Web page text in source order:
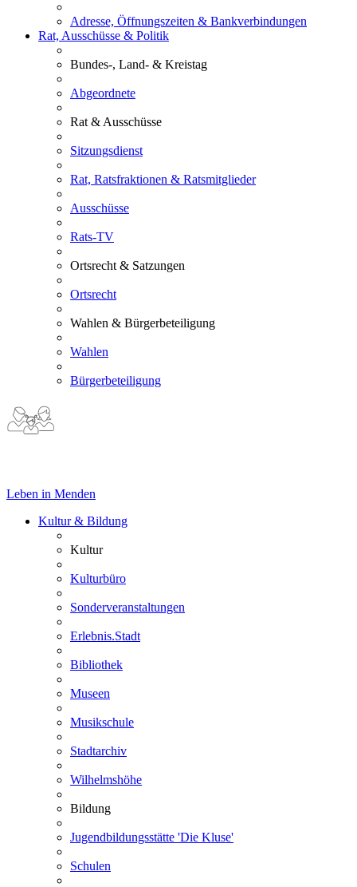
Adresse, Öffnungszeiten & Bankverbindungen
Rat, Ausschüsse & Politik
Bundes-, Land- & Kreistag
Abgeordnete
Rat & Ausschüsse
Sitzungsdienst
Rat, Ratsfraktionen & Ratsmitglieder
Ausschüsse
Rats-TV
Ortsrecht & Satzungen
Ortsrecht
Wahlen & Bürgerbeteiligung
Wahlen
Bürgerbeteiligung
Leben in Menden
Kultur & Bildung
Kultur
Kulturbüro
Sonderveranstaltungen
Erlebnis.Stadt
Bibliothek
Museen
Musikschule
Stadtarchiv
Wilhelmshöhe
Bildung
Jugendbildungsstätte 'Die Kluse'
Schulen